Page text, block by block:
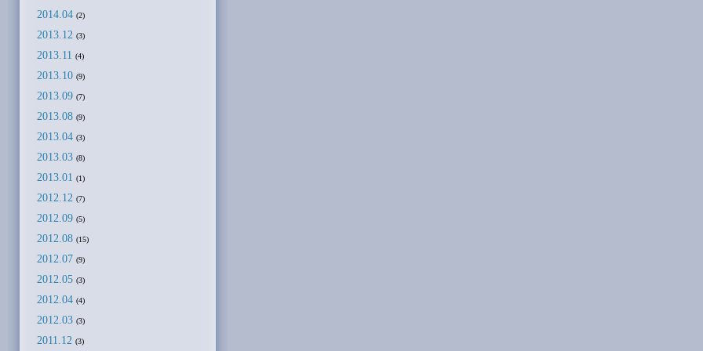
2014.04 (2)
2013.12 (3)
2013.11 (4)
2013.10 (9)
2013.09 (7)
2013.08 (9)
2013.04 (3)
2013.03 (8)
2013.01 (1)
2012.12 (7)
2012.09 (5)
2012.08 (15)
2012.07 (9)
2012.05 (3)
2012.04 (4)
2012.03 (3)
2011.12 (3)